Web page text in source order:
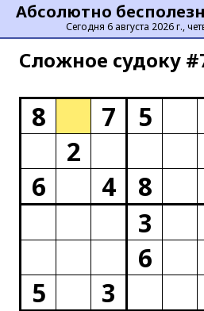
Абсолютно
Сегодня 6 августа 2026 г.,
Сложное cудоку
8 7 5
2
6
4 8
3
6
5
3